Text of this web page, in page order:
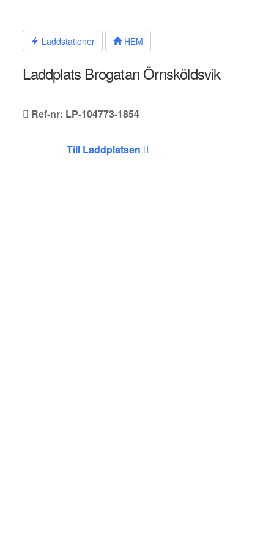
innehållet Laddstationer HEM
Laddplats Brogatan Örnsköldsvik
Ref-nr: LP-104773-1854
Till Laddplatsen